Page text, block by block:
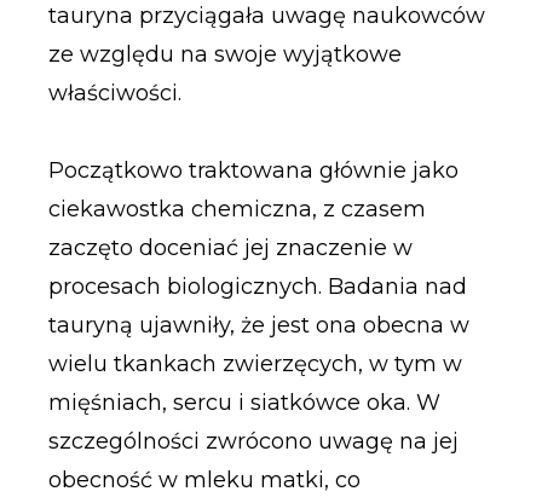
tauryna przyciągała uwagę naukowców
ze względu na swoje wyjątkowe
właściwości.
Początkowo traktowana głównie jako
ciekawostka chemiczna, z czasem
zaczęto doceniać jej znaczenie w
procesach biologicznych. Badania nad
tauryną ujawniły, że jest ona obecna w
wielu tkankach zwierzęcych, w tym w
mięśniach, sercu i siatkówce oka. W
szczególności zwrócono uwagę na jej
obecność w mleku matki, co